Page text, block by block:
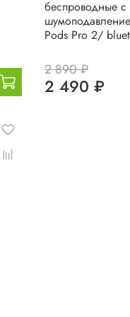
беспроводные с
Pods Pro 2/
2 890 ₽
2 490 ₽